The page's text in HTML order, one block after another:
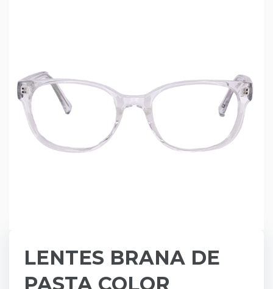
LENTES BRANA DE
PASTA COLOR